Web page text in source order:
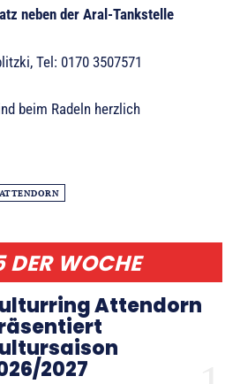
DER WOCHE
Attendorn
2027
neben der Aral-Tankstelle
Tel: 0170 3507571
beim Radeln herzlich